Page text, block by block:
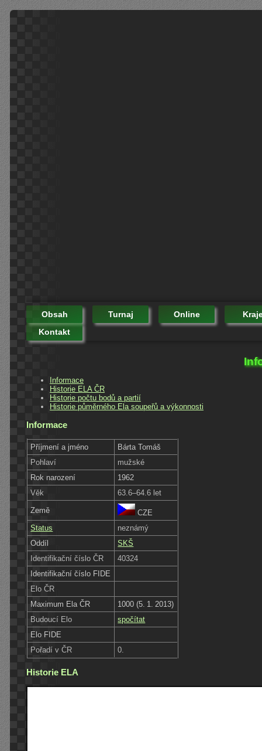
Obsah Turnaj Online
Kontakt
Informace
Historie ELA ČR
Historie počtu bodů a partií
Historie půměrného Ela soupeřů a výkonnosti
Informace
Příjmení a jméno
Bárta Tomáš
Pohlaví
mužské
Rok narození
1962
Věk
63.6–64.6 let
Země
CZE
Status
neznámý
Oddíl
SKŠ
Identifikační číslo ČR
40324
Identifikační číslo FIDE
Elo ČR
Maximum Ela ČR
1000 (5. 1. 2013)
Budoucí Elo
spočítat
Elo FIDE
Pořadí v ČR
0.
Historie ELA